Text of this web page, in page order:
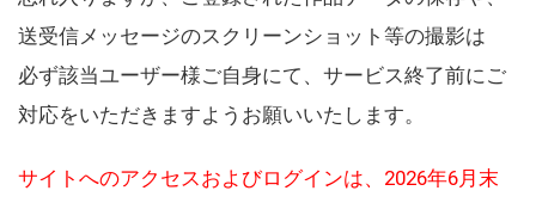
送受信メッセージのスクリーンショット等の撮影は
必ず該当ユーザー様ご自身にて、サービス終了前にご
対応をいただきますようお願いいたします。
サイトへのアクセスおよびログインは、2026年6月末